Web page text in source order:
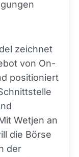
zeichnet
von On-
positioniert
Wetjen an
die Börse
der